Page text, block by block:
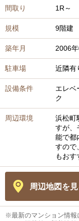
間取り 1R～
規模 9階建
築年月 2006
駐車場 近隣有
設備条件 エレベ
ク
周辺環境
浜松町
すが、
能で都
すので
もおす
周辺地図を
※最新のマンション情報